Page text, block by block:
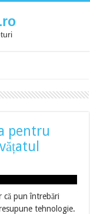
pentru
că pun întrebări
tehnologie.